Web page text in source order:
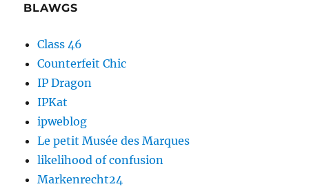
BLAWGS
Class 46
Counterfeit Chic
IP Dragon
IPKat
ipweblog
Le petit Musée des Marques
likelihood of confusion
Markenrecht24